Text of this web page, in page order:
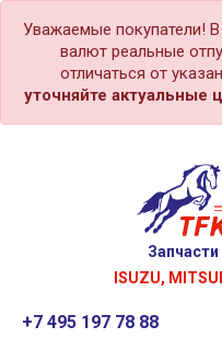
Уважаемые покупатели!
валют реальные
отличаться от
уточняйте актуальные
ISUZU,
+7 495 197 78 88